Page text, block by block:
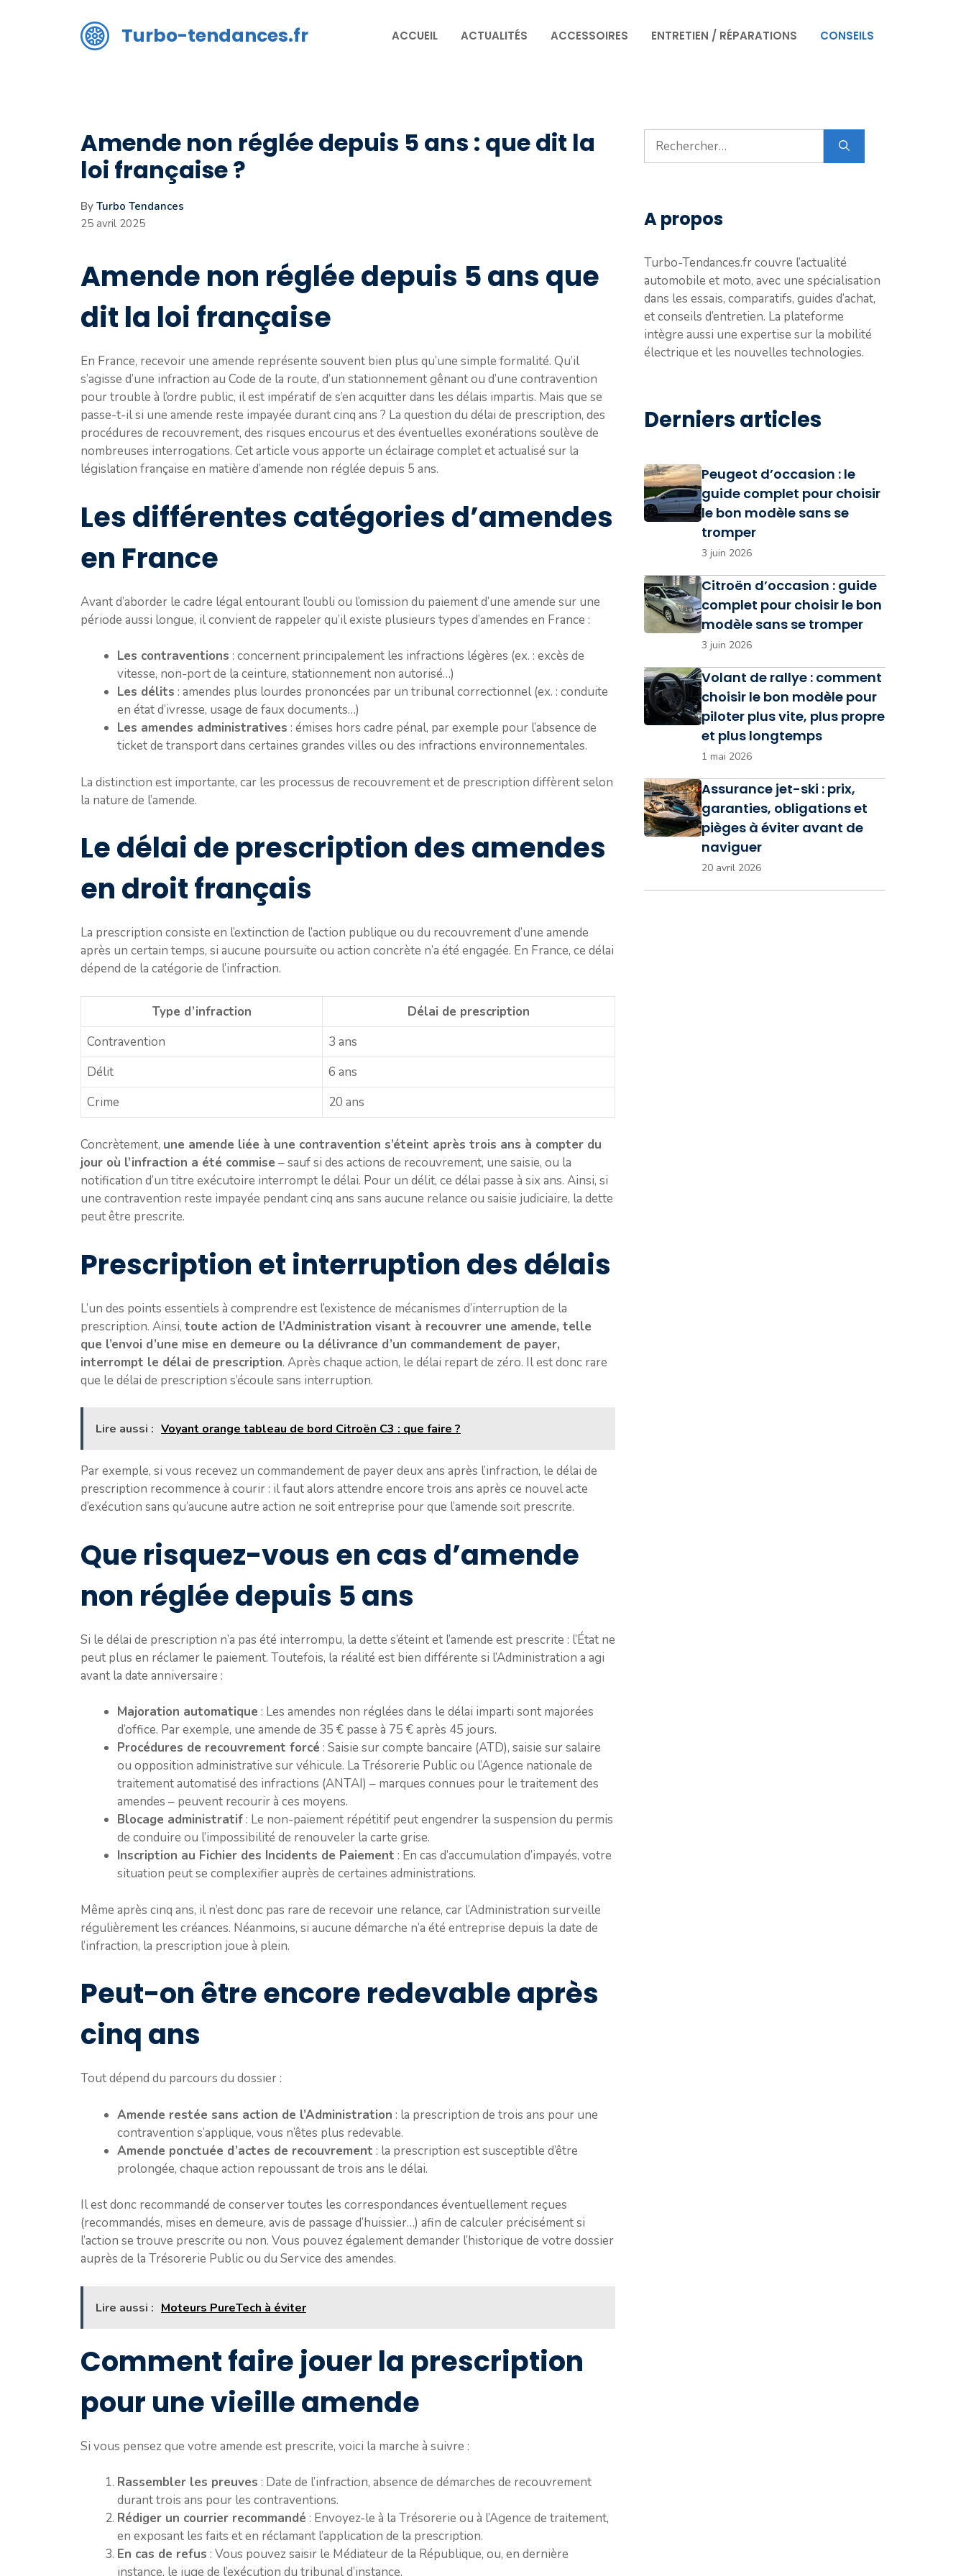
Turbo-tendances.fr ACCUEIL ACTUALITÉS ACCESSOIRES ENTRETIEN / RÉPARATIONS CONSEILS
Amende non réglée depuis 5 ans : que dit la
loi française ?
By Turbo Tendances
25 avril 2025
Amende non réglée depuis 5 ans que
dit la loi française
En France, recevoir une amende représente souvent bien plus qu’une simple formalité. Qu’il
s’agisse d’une infraction au Code de la route, d’un stationnement gênant ou d’une contravention
pour trouble à l’ordre public, il est impératif de s’en acquitter dans les délais impartis. Mais que se
passe-t-il si une amende reste impayée durant cinq ans ? La question du délai de prescription, des
procédures de recouvrement, des risques encourus et des éventuelles exonérations soulève de
nombreuses interrogations. Cet article vous apporte un éclairage complet et actualisé sur la
législation française en matière d’amende non réglée depuis 5 ans.
Les différentes catégories d’amendes
en France
Avant d’aborder le cadre légal entourant l’oubli ou l’omission du paiement d’une amende sur une
période aussi longue, il convient de rappeler qu’il existe plusieurs types d’amendes en France :
Les contraventions : concernent principalement les infractions légères (ex. : excès de
vitesse, non-port de la ceinture, stationnement non autorisé…)
Les délits : amendes plus lourdes prononcées par un tribunal correctionnel (ex. : conduite
en état d’ivresse, usage de faux documents…)
Les amendes administratives : émises hors cadre pénal, par exemple pour l’absence de
ticket de transport dans certaines grandes villes ou des infractions environnementales.
La distinction est importante, car les processus de recouvrement et de prescription diffèrent selon
la nature de l’amende.
Le délai de prescription des amendes
en droit français
La prescription consiste en l’extinction de l’action publique ou du recouvrement d’une amende
après un certain temps, si aucune poursuite ou action concrète n’a été engagée. En France, ce délai
dépend de la catégorie de l’infraction.
Type d’infraction
Délai de prescription
Contravention
3 ans
Délit
6 ans
Crime
20 ans
Concrètement, une amende liée à une contravention s’éteint après trois ans à compter du
jour où l’infraction a été commise – sauf si des actions de recouvrement, une saisie, ou la
notification d’un titre exécutoire interrompt le délai. Pour un délit, ce délai passe à six ans. Ainsi, si
une contravention reste impayée pendant cinq ans sans aucune relance ou saisie judiciaire, la dette
peut être prescrite.
Prescription et interruption des délais
L’un des points essentiels à comprendre est l’existence de mécanismes d’interruption de la
prescription. Ainsi, toute action de l’Administration visant à recouvrer une amende, telle
que l’envoi d’une mise en demeure ou la délivrance d’un commandement de payer,
interrompt le délai de prescription. Après chaque action, le délai repart de zéro. Il est donc rare
que le délai de prescription s’écoule sans interruption.
Lire aussi : Voyant orange tableau de bord Citroën C3 : que faire ?
Par exemple, si vous recevez un commandement de payer deux ans après l’infraction, le délai de
prescription recommence à courir : il faut alors attendre encore trois ans après ce nouvel acte
d’exécution sans qu’aucune autre action ne soit entreprise pour que l’amende soit prescrite.
Que risquez-vous en cas d’amende
non réglée depuis 5 ans
Si le délai de prescription n’a pas été interrompu, la dette s’éteint et l’amende est prescrite : l’État ne
peut plus en réclamer le paiement. Toutefois, la réalité est bien différente si l’Administration a agi
avant la date anniversaire :
Majoration automatique : Les amendes non réglées dans le délai imparti sont majorées
d’office. Par exemple, une amende de 35 € passe à 75 € après 45 jours.
Procédures de recouvrement forcé : Saisie sur compte bancaire (ATD), saisie sur salaire
ou opposition administrative sur véhicule. La Trésorerie Public ou l’Agence nationale de
traitement automatisé des infractions (ANTAI) – marques connues pour le traitement des
amendes – peuvent recourir à ces moyens.
Blocage administratif : Le non-paiement répétitif peut engendrer la suspension du permis
de conduire ou l’impossibilité de renouveler la carte grise.
Inscription au Fichier des Incidents de Paiement : En cas d’accumulation d’impayés, votre
situation peut se complexifier auprès de certaines administrations.
Même après cinq ans, il n’est donc pas rare de recevoir une relance, car l’Administration surveille
régulièrement les créances. Néanmoins, si aucune démarche n’a été entreprise depuis la date de
l’infraction, la prescription joue à plein.
Peut-on être encore redevable après
cinq ans
Tout dépend du parcours du dossier :
Amende restée sans action de l’Administration : la prescription de trois ans pour une
contravention s’applique, vous n’êtes plus redevable.
Amende ponctuée d’actes de recouvrement : la prescription est susceptible d’être
prolongée, chaque action repoussant de trois ans le délai.
Il est donc recommandé de conserver toutes les correspondances éventuellement reçues
(recommandés, mises en demeure, avis de passage d’huissier…) afin de calculer précisément si
l’action se trouve prescrite ou non. Vous pouvez également demander l’historique de votre dossier
auprès de la Trésorerie Public ou du Service des amendes.
Lire aussi : Moteurs PureTech à éviter
Comment faire jouer la prescription
pour une vieille amende
Si vous pensez que votre amende est prescrite, voici la marche à suivre :
Rassembler les preuves : Date de l’infraction, absence de démarches de recouvrement
durant trois ans pour les contraventions.
Rédiger un courrier recommandé : Envoyez-le à la Trésorerie ou à l’Agence de traitement,
en exposant les faits et en réclamant l’application de la prescription.
En cas de refus : Vous pouvez saisir le Médiateur de la République, ou, en dernière
instance, le juge de l’exécution du tribunal d’instance.
Rechercher :
A propos
Turbo-Tendances.fr couvre l’actualité
automobile et moto, avec une spécialisation
dans les essais, comparatifs, guides d’achat,
et conseils d’entretien. La plateforme
intègre aussi une expertise sur la mobilité
électrique et les nouvelles technologies.
Derniers articles
Peugeot d’occasion : le
guide complet pour choisir
le bon modèle sans se
tromper
3 juin 2026
Citroën d’occasion : guide
complet pour choisir le bon
modèle sans se tromper
3 juin 2026
Volant de rallye : comment
choisir le bon modèle pour
piloter plus vite, plus propre
et plus longtemps
1 mai 2026
Assurance jet-ski : prix,
garanties, obligations et
pièges à éviter avant de
naviguer
20 avril 2026